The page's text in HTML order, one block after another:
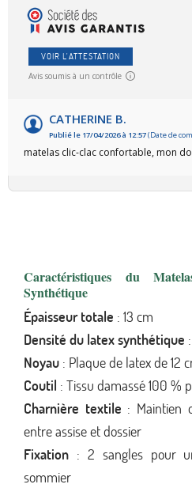
VOIR L'ATTESTATION
Avis soumis à un contrôle
CATHERINE B.
Publié le 17/04/2026 à 12:57(Date de
matelas clic-clac confortable, mon
Caractéristiques du
Synthétique
Épaisseur totale : 13 cm
Densité du latex synthétique
Noyau : Plaque de latex de 12
Coutil : Tissu damassé 100 %
Charnière textile : Maintien
entre assise et dossier
Fixation : 2 sangles pour
sommier